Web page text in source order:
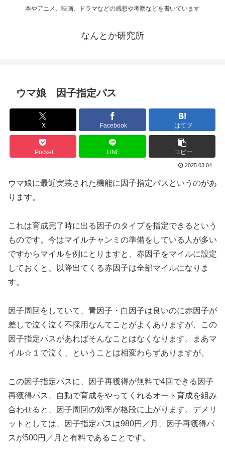
本やアニメ、映画、ドラマなどの感想や考察などを書いています
なんとか研究所
ウマ娘 因子指定パス
X Facebook はてブ
Pocket LINE コピー
2025.03.04
ウマ娘に最近実装された機能に因子指定パスというのがあ
ります。
これは育成完了時に出る因子のタイプを指定できるという
ものです。今はマイルチャンミの準備をしている人が多い
ですからマイルを例にとりますと、赤因子をマイルに設定
しておくと、以降出てくる赤因子は全部マイルになりま
す。
因子周回をしていて、青因子・白因子は良いのに赤因子が
差しで泣く泣く不採用なんてことがよくありますが、この
因子指定パスがあればそんなことはなくなります。まあマ
イル☆１で泣く、ということは相変わらずありますが。
この因子指定パスに、因子再獲得が無料で4回できる因子
再獲得パス、自動で育成をやってくれるオート育成を組み
合わせると、因子周回の効率が格段に上がります。デメリ
ットとしては、因子指定パスは980円／月、因子再獲得パ
スが500円／月と有料であることです。